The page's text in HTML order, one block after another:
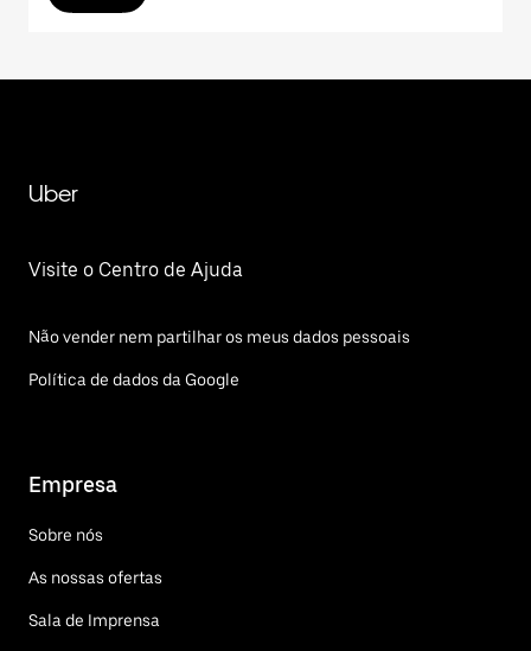
Uber
Visite o Centro de Ajuda
Não vender nem partilhar os meus dados pessoais
Política de dados da Google
Empresa
Sobre nós
As nossas ofertas
Sala de Imprensa